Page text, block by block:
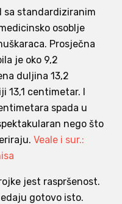
sa standardiziranim
osoblje
Prosječna
je oko 9,2
duljina 13,2
13,1 centimetar. I
spada u
nego što
Veale i sur.:
jest raspršenost.
gotovo isto.